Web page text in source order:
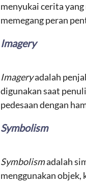
menyukai cerita
memegang peran
Imagery
Imageryadalah
digunakan saat
pedesaan dengan
Symbolism
Symbolismadalah
menggunakan objek,